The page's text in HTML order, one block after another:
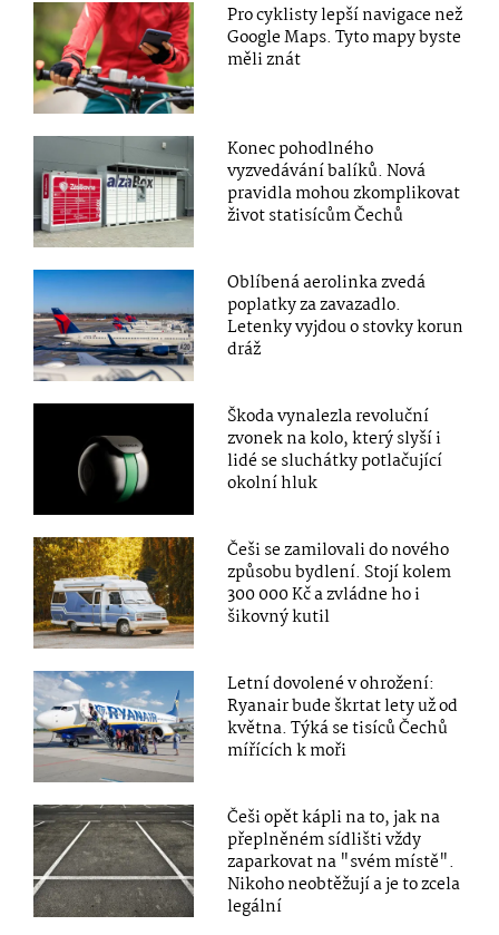
Pro cyklisty lepší navigace než
Google Maps. Tyto mapy byste
měli znát
Konec pohodlného
vyzvedávání balíků. Nová
pravidla mohou zkomplikovat
život statisícům Čechů
Oblíbená aerolinka zvedá
poplatky za zavazadlo.
Letenky vyjdou o stovky korun
dráž
Škoda vynalezla revoluční
zvonek na kolo, který slyší i
lidé se sluchátky potlačující
okolní hluk
Češi se zamilovali do nového
způsobu bydlení. Stojí kolem
300 000 Kč a zvládne ho i
šikovný kutil
Letní dovolené v ohrožení:
Ryanair bude škrtat lety už od
května. Týká se tisíců Čechů
mířících k moři
Češi opět kápli na to, jak na
přeplněném sídlišti vždy
zaparkovat na "svém místě".
Nikoho neobtěžují a je to zcela
legální